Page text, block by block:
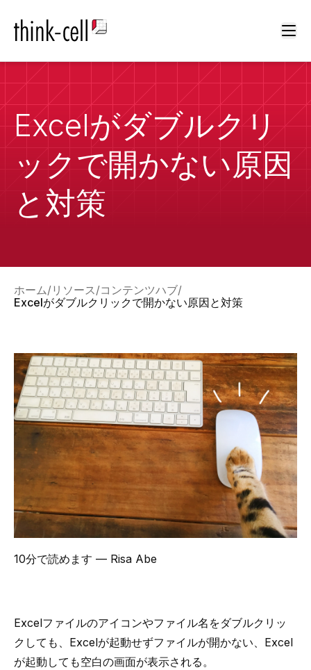
Excelがダブルクリ
ックで開かない原因
と対策
ホーム リソース コンテンツハブ
Excelがダブルクリックで開かない原因と対策
10分で読めます — Risa Abe
Excelファイルのアイコンやファイル名をダブルクリッ
クしても、Excelが起動せずファイルが開かない、Excel
が起動しても空白の画面が表示される。